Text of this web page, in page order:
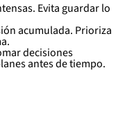
Evita guardar lo
acumulada. Prioriza
decisiones
antes de tiempo.